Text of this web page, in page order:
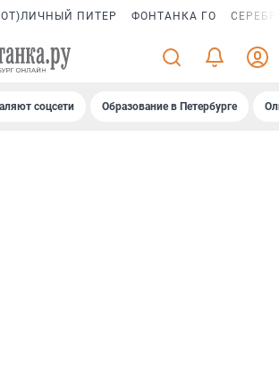
ПИТЕР ФОНТАНКА ГО
соцсети Образование в Петербурге